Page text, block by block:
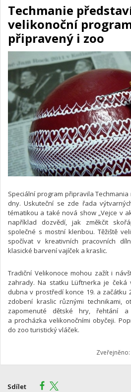
Techmanie
velikonoční
připravený i zoo
Speciální program připravila
dny. Uskuteční se zde řada
tématikou a také nová show „Vejce v
například dozvědí, jak změkčit
společné s mostní klenbou. Těžiště
spočívat v kreativních pracovních
klasické barvení vajíček a kraslic.
Tradiční Velikonoce mohou zažít i
zahrady. Na statku Lüftnerka je čeká
dubna v prostředí konce 19. a začátku
zdobení kraslic různými technikami,
zapomenuté dětské hry, řehtání
a procházka velikonočními obyčeji.
do zoo turistický vláček.
Sdílet